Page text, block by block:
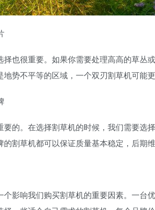
择也很重要。如果你需要处理高高的草丛
势不平等的区域，一个双刃割草机可能更
要的。在选择割草机的时候，我们需要选
割草机都可以保证质量基本稳定，后期维
个影响我们购买割草机的重要因素。一台